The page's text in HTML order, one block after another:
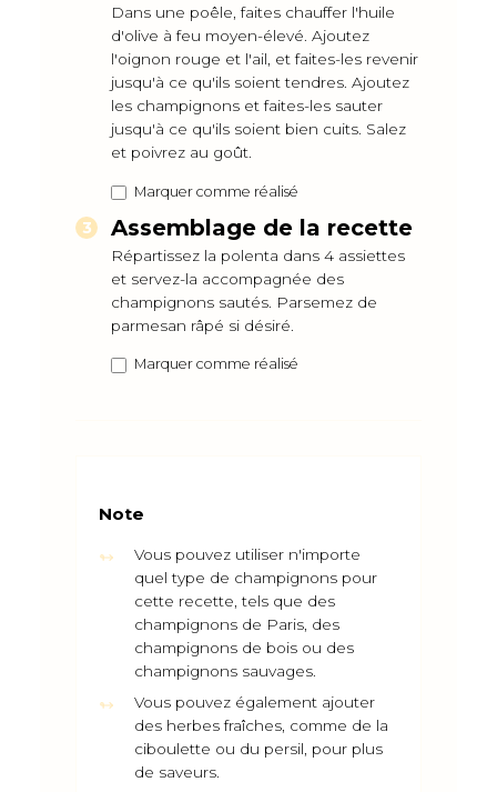
Dans une poêle, faites chauffer l'huile
d'olive à feu moyen-élevé. Ajoutez
l'oignon rouge et l'ail, et faites-les revenir
jusqu'à ce qu'ils soient tendres. Ajoutez
les champignons et faites-les sauter
jusqu'à ce qu'ils soient bien cuits. Salez
et poivrez au goût.
Marquer comme réalisé
Assemblage de la recette
Répartissez la polenta dans 4 assiettes
et servez-la accompagnée des
champignons sautés. Parsemez de
parmesan râpé si désiré.
Marquer comme réalisé
Note
Vous pouvez utiliser n'importe
quel type de champignons pour
cette recette, tels que des
champignons de Paris, des
champignons de bois ou des
champignons sauvages.
Vous pouvez également ajouter
des herbes fraîches, comme de la
ciboulette ou du persil, pour plus
de saveurs.